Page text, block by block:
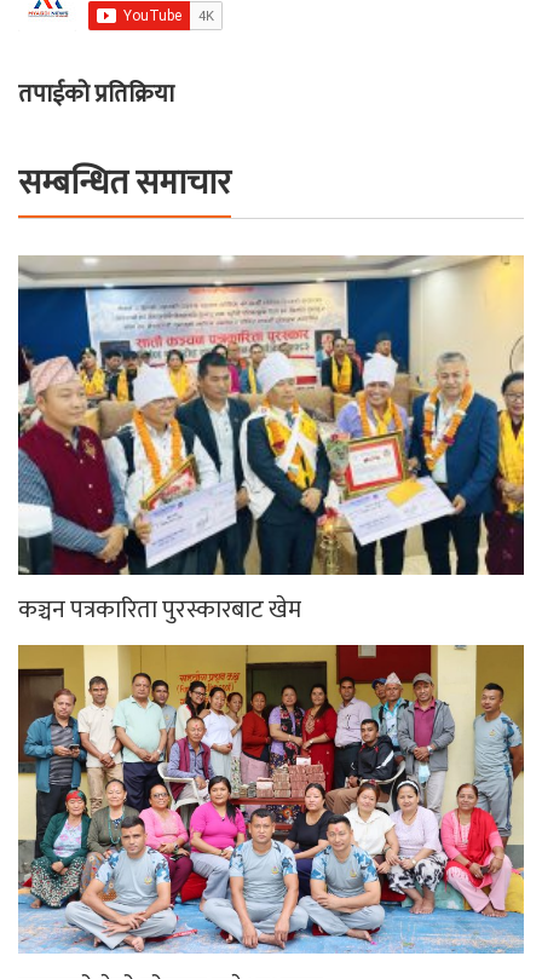
तपाईको प्रतिक्रिया
सम्बन्धित समाचार
कञ्चन पत्रकारिता पुरस्कारबाट खेम